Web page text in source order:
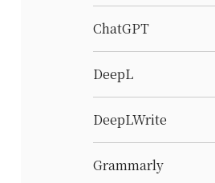
ChatGPT
DeepL
DeepLWrite
Grammarly